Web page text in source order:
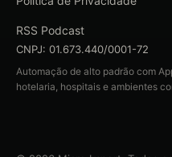
RSS Podcast
CNPJ: 01.673.440/0001-72
Automação de alto padrão com
hotelaria, hospitais e ambientes